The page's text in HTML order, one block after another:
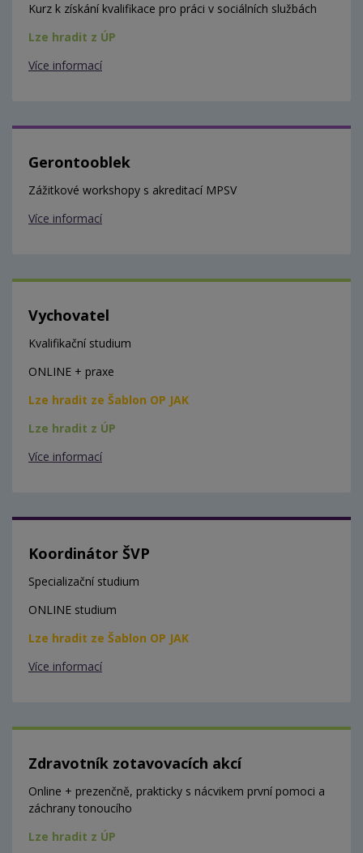
Kurz k získání kvalifikace pro práci v sociálních službách
Lze hradit z ÚP
Více informací
Gerontooblek
Zážitkové workshopy s akreditací MPSV
Více informací
Vychovatel
Kvalifikační studium
ONLINE + praxe
Lze hradit ze Šablon OP JAK
Lze hradit z ÚP
Více informací
Koordinátor ŠVP
Specializační studium
ONLINE studium
Lze hradit ze Šablon OP JAK
Více informací
Zdravotník zotavovacích akcí
Online + prezenčně, prakticky s nácvikem první pomoci a
záchrany tonoucího
Lze hradit z ÚP